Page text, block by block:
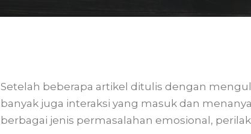
Setelah beberapa artikel ditulis dengan
banyak juga interaksi yang masuk dan
berbagai jenis permasalahan emosional,